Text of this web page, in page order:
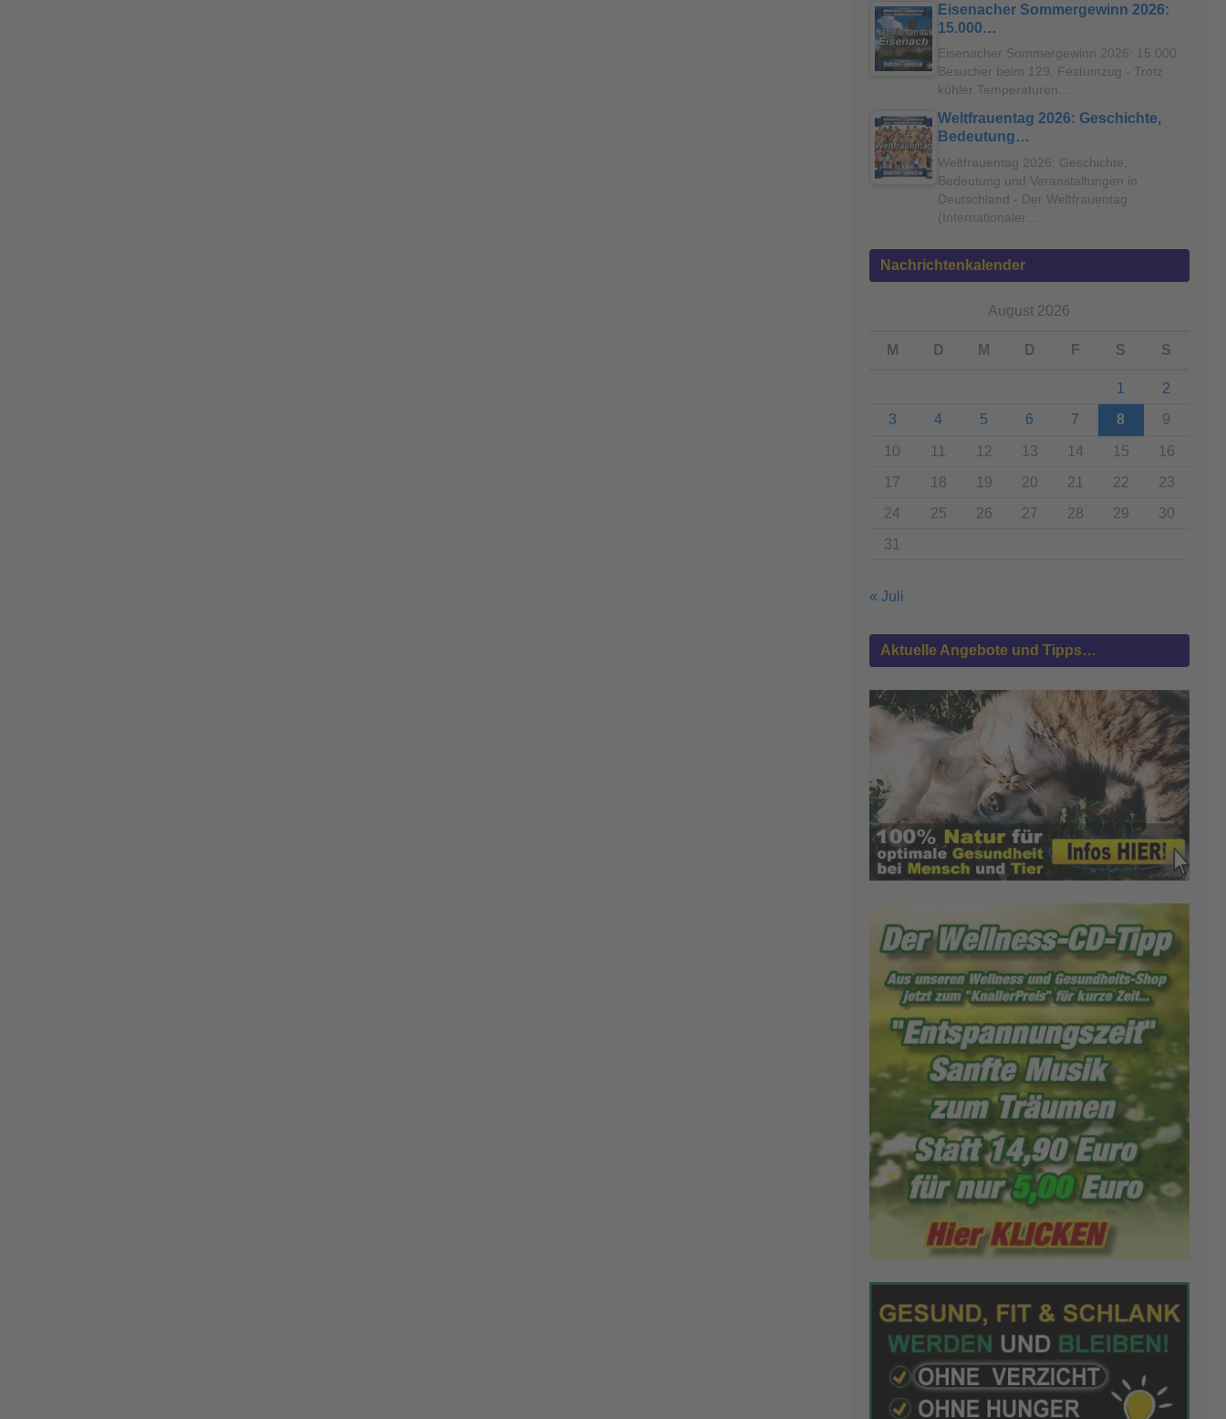
Eisenacher Sommergewinn 2026:
15.000…
Eisenacher Sommergewinn 2026: 15.000
Besucher beim 129. Festumzug - Trotz
kühler Temperaturen…
Weltfrauentag 2026: Geschichte,
Bedeutung…
Weltfrauentag 2026: Geschichte,
Bedeutung und Veranstaltungen in
Deutschland - Der Weltfrauentag
(Internationaler…
Nachrichtenkalender
August 2026
M D M D F S S
1
2
3
4 5 6 7 8 9
10 11 12 13 14 15
16
17
18 19 20 21 22
23
24
25 26 27 28 29
30
31
« Juli
Aktuelle Angebote und Tipps…